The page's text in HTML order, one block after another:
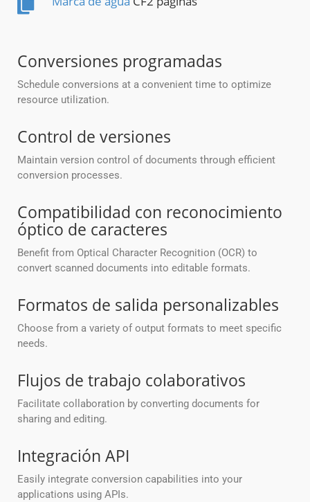
Conversiones programadas
Schedule conversions at a convenient time to optimize
resource utilization.
Control de versiones
Maintain version control of documents through efficient
conversion processes.
Compatibilidad con reconocimiento
óptico de caracteres
Benefit from Optical Character Recognition (OCR) to
convert scanned documents into editable formats.
Formatos de salida personalizables
Choose from a variety of output formats to meet specific
needs.
Flujos de trabajo colaborativos
Facilitate collaboration by converting documents for
sharing and editing.
Integración API
Easily integrate conversion capabilities into your
applications using APIs.